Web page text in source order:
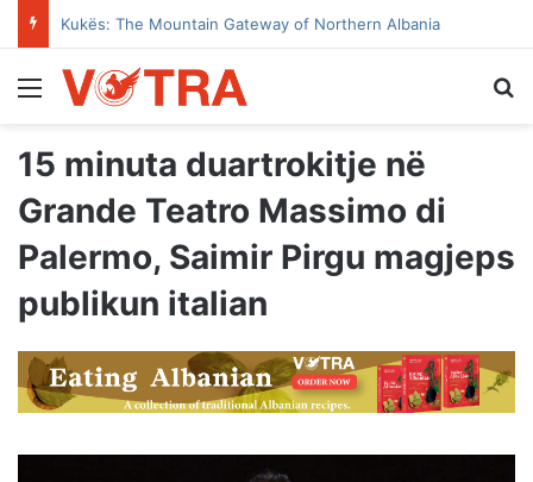
Kukës: The Mountain Gateway of Northern Albania
Menu
15 minuta duartrokitje në
Grande Teatro Massimo di
Palermo, Saimir Pirgu magjeps
publikun italian